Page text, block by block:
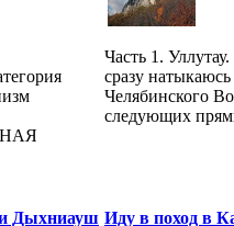
Часть 1.
сразу
Челябинского
следующих
и Дыхниауш Иду в поход в